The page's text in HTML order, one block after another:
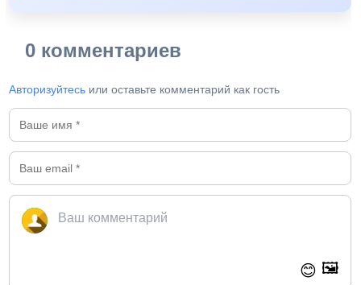
0 комментариев
Авторизуйтесь или оставьте комментарий как гость
😊 🖼️